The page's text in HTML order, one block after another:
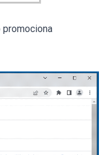
promociona